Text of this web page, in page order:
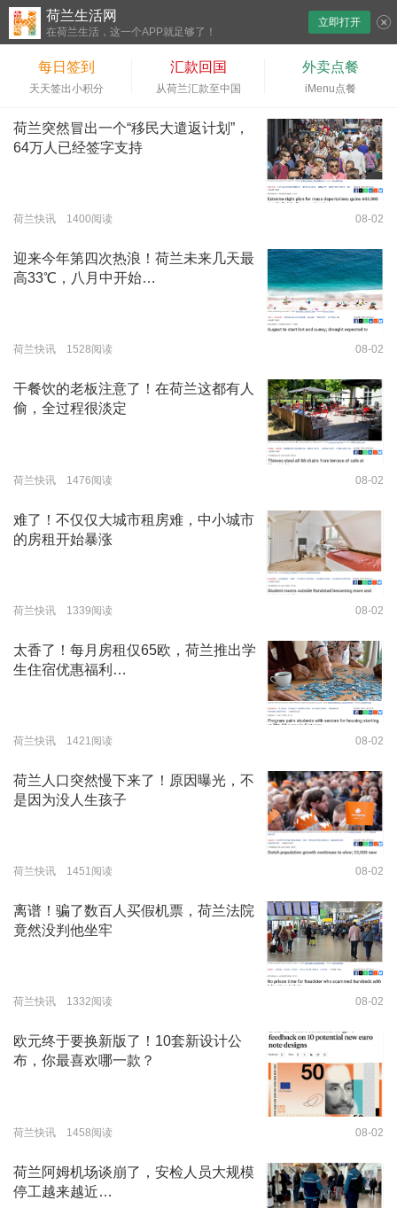
荷兰生活网
在荷兰生活，这一个APP就足够了！
立即打开
每日签到
天天签出小积分
汇款回国
从荷兰汇款至中国
外卖点餐
iMenu点餐
荷兰突然冒出一个“移民大遣返计划”，
64万人已经签字支持
荷兰快讯 1400阅读 08-02
迎来今年第四次热浪！荷兰未来几天最
高33℃，八月中开始…
荷兰快讯 1528阅读 08-02
干餐饮的老板注意了！在荷兰这都有人
偷，全过程很淡定
荷兰快讯 1476阅读 08-02
难了！不仅仅大城市租房难，中小城市
的房租开始暴涨
荷兰快讯 1339阅读 08-02
太香了！每月房租仅65欧，荷兰推出学
生住宿优惠福利…
荷兰快讯 1421阅读 08-02
荷兰人口突然慢下来了！原因曝光，不
是因为没人生孩子
荷兰快讯 1451阅读 08-02
离谱！骗了数百人买假机票，荷兰法院
竟然没判他坐牢
荷兰快讯 1332阅读 08-02
欧元终于要换新版了！10套新设计公
布，你最喜欢哪一款？
荷兰快讯 1458阅读 08-02
荷兰阿姆机场谈崩了，安检人员大规模
停工越来越近…